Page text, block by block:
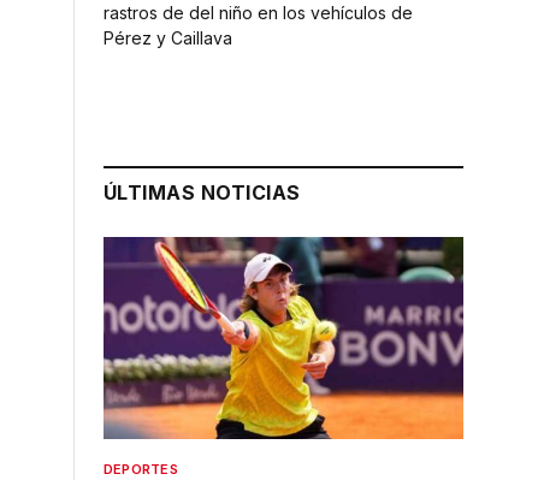
rastros de del niño en los vehículos de
Pérez y Caillava
ÚLTIMAS NOTICIAS
DEPORTES